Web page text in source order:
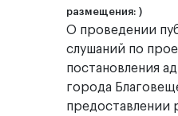
размещения: )
О проведении
слушаний по
постановления
города
предоставлении